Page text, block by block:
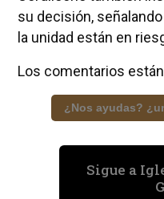
su decisión,
la unidad están en
Los comentarios
¿Nos ayudas?
Sigue a